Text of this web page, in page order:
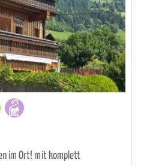
im Ort! mit komplett